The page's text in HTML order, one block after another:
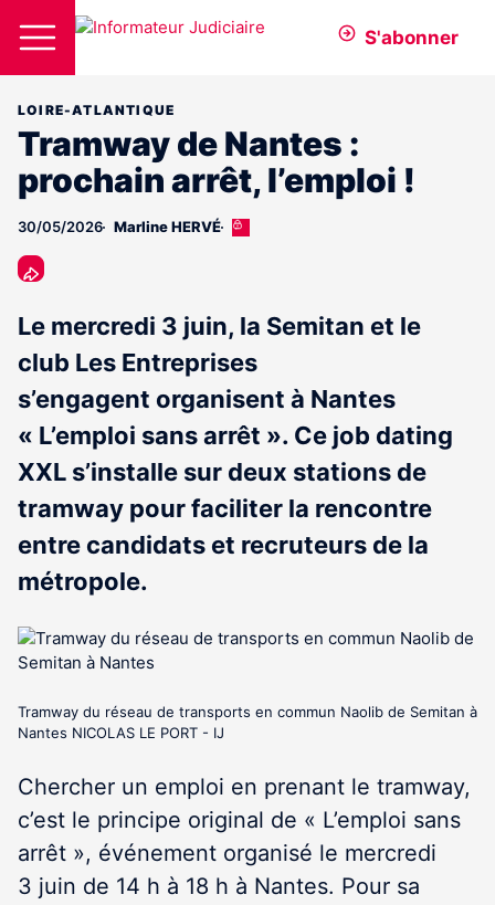
S'abonner
LOIRE-ATLANTIQUE
Tramway de Nantes :
prochain arrêt, l’emploi !
30/05/2026 Marline HERVÉ
Cet
abonnés
Le mercredi 3 juin, la Semitan et le
club Les Entreprises
s’engagent organisent à Nantes
« L’emploi sans arrêt ». Ce job dating
XXL s’installe sur deux stations de
tramway pour faciliter la rencontre
entre candidats et recruteurs de la
métropole.
Tramway du réseau de transports en commun Naolib de Semitan à
Nantes NICOLAS LE PORT - IJ
Chercher un emploi en prenant le tramway,
c’est le principe original de « L’emploi sans
arrêt », événement organisé le mercredi
3 juin de 14 h à 18 h à Nantes. Pour sa